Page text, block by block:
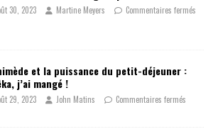
30, 2023 Martine Meyers Commentaires fermés
et la puissance du petit-déjeuner :
j’ai mangé !
29, 2023 John Matins Commentaires fermés